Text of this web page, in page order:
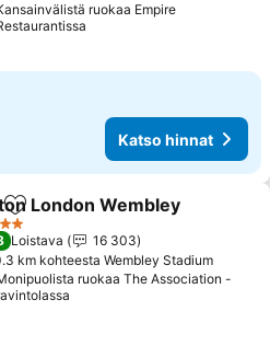
ruokaa Empire
Katso hinnat
Lisää suosikkeihin
London Wembley
Loistava
16 303
km kohteesta Wembley Stadium
ruokaa The Association -